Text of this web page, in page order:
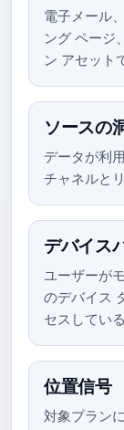
電子メール
ング ページ
ン アセット
ソースの
データが利
チャネルと
デバイス
ユーザーが
のデバイス
セスしてい
位置信号
対象プラン